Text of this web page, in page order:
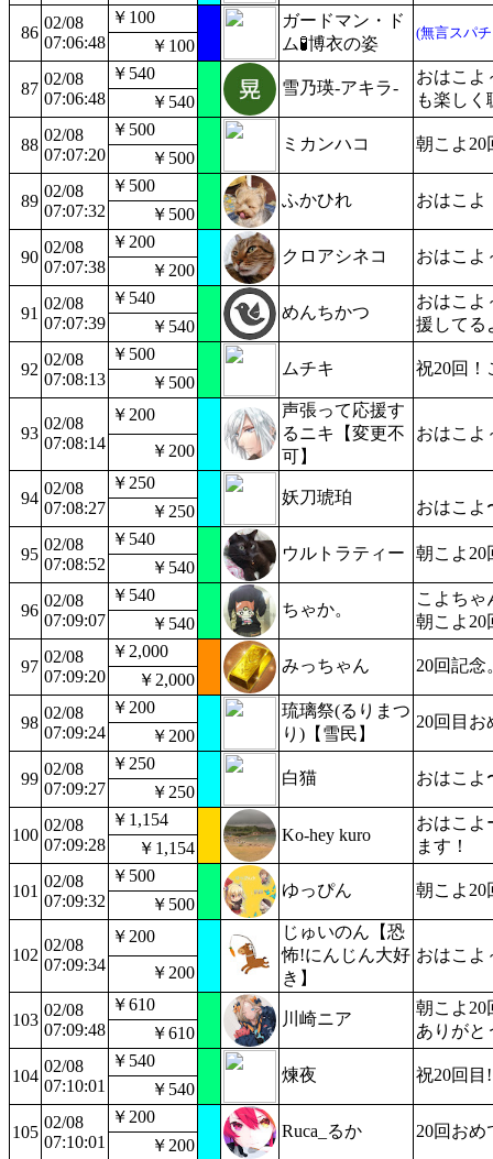
86
02/08
07:06:48
￥100
ガードマン・ド
ム🧪博衣の姿
(無言スパ
￥100
87
02/08
07:06:48
￥540
雪乃瑛-アキラ-
おはこよ
も楽しく
￥540
88
02/08
07:07:20
￥500
ミカンハコ 朝こよ20
￥500
89
02/08
07:07:32
￥500
ふかひれ おはこよ
￥500
90
02/08
07:07:38
￥200
クロアシネコ おはこよ
￥200
91
02/08
07:07:39
￥540
めんちかつ
おはこよ
援してる
￥540
92
02/08
07:08:13
￥500
ムチキ 祝20回！
￥500
93
02/08
07:08:14
￥200
声張って応援す
るニキ【変更不
可】
おはこよ
￥200
94
02/08
07:08:27
￥250
妖刀琥珀
おはこよ
￥250
95
02/08
07:08:52
￥540
ウルトラティー 朝こよ20
￥540
96
02/08
07:09:07
￥540
ちゃか。
こよちゃ
朝こよ20
￥540
97
02/08
07:09:20
￥2,000
みっちゃん 20回記
￥2,000
98
02/08
07:09:24
￥200
琉璃祭(るりまつ
り)【雪民】
20回目お
￥200
99
02/08
07:09:27
￥250
白猫 おはこよ
￥250
100
02/08
07:09:28
￥1,154
Ko-hey kuro
おはこよ
ます！
￥1,154
101
02/08
07:09:32
￥500
ゆっぴん 朝こよ20
￥500
102
02/08
07:09:34
￥200
じゅいのん【恐
怖!にんじん大好
き】
おはこよ
￥200
103
02/08
07:09:48
￥610
川崎ニア
朝こよ20
ありがと
￥610
104
02/08
07:10:01
￥540
煉夜 祝20回目
￥540
105
02/08
07:10:01
￥200
Ruca_るか 20回おめ
￥200